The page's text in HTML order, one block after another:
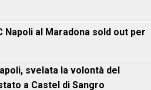
Napoli al Maradona sold out per
svelata la volontà del
a Castel di Sangro